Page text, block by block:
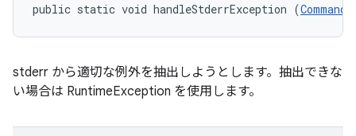
public static void handleStderrException (
stderr から適切な例外を抽出しようとします。抽出できな
い場合は RuntimeException を使用します。